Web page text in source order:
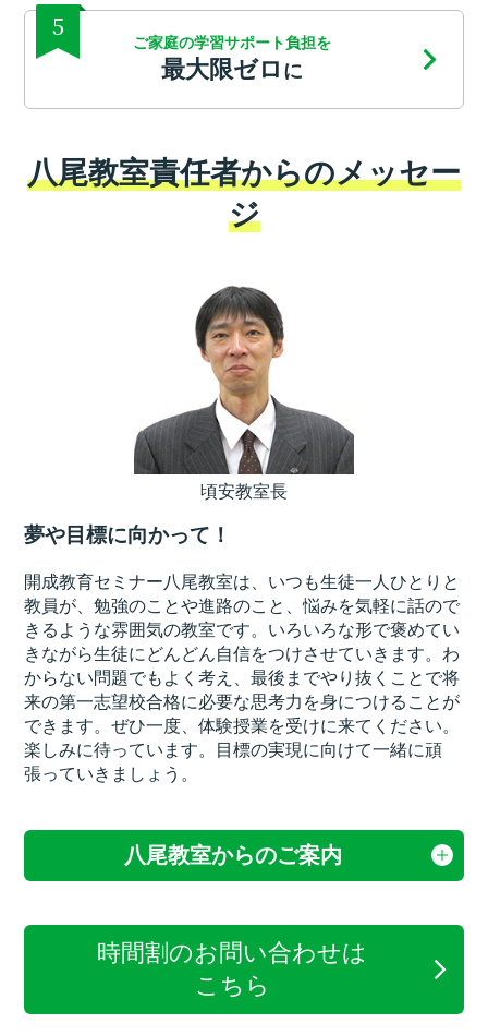
5
ご家庭の学習サポート負担を
最大限ゼロ に
八尾教室責任者からのメッセー
ジ
夢や目標に向かって！
開成教育セミナー八尾教室は、いつも生徒一人ひとりと
教員が、勉強のことや進路のこと、悩みを気軽に話ので
きるような雰囲気の教室です。いろいろな形で褒めてい
きながら生徒にどんどん自信をつけさせていきます。わ
からない問題でもよく考え、最後までやり抜くことで将
来の第一志望校合格に必要な思考力を身につけることが
できます。ぜひ一度、体験授業を受けに来てください。
楽しみに待っています。目標の実現に向けて一緒に頑
張っていきましょう。
頃安教室長
八尾教室からのご案内
時間割のお問い合わせは
こちら